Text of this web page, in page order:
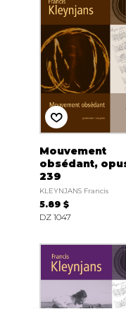
Mouvement
obsédant,
239
KLEYNJANS Francis
5.89 $
DZ 1047